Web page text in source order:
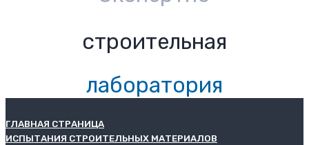
строительная
лаборатория
ГЛАВНАЯ СТРАНИЦА
ИСПЫТАНИЯ СТРОИТЕЛЬНЫХ МАТЕРИАЛОВ